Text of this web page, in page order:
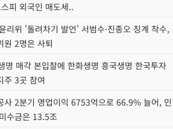
피 외국인 매도세..
리위 '돌려차기 발언' 서범수·진종오 징계 착수,
원 2명은 사퇴
명 매각 본입찰에 한화생명 흥국생명 한국투자
주 3곳 참여
사 2분기 영업이익 6753억으로 66.9% 늘어, 민
수금은 13.5조